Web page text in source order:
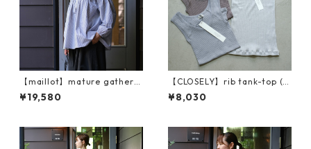
【maillot】mature gather s
hirt (MAS-26160)
¥19,580
【CLOSELY】rib tank-top (C
LO2118)
¥8,030